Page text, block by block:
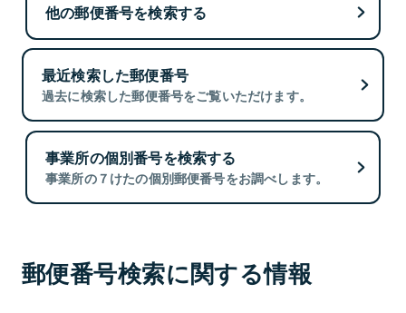
他の郵便番号を検索する
最近検索した郵便番号
過去に検索した郵便番号をご覧いただけます。
事業所の個別番号を検索する
事業所の７けたの個別郵便番号をお調べします。
郵便番号検索に関する情報